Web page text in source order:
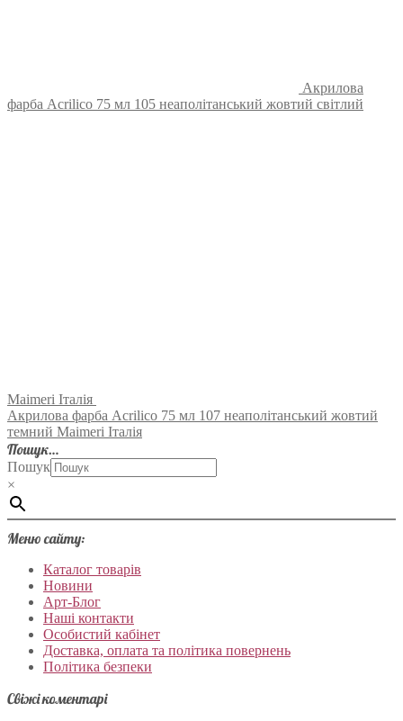
Акрилова
фарба Acrilico 75 мл 105 неаполітанський жовтий світлий
Maimeri Італія
Акрилова фарба Acrilico 75 мл 107 неаполітанський жовтий
темний Maimeri Італія
Пошук…
Пошук
×
Меню сайту:
Каталог товарів
Новини
Арт-Блог
Наші контакти
Особистий кабінет
Доставка, оплата та політика повернень
Політика безпеки
Свіжі коментарі